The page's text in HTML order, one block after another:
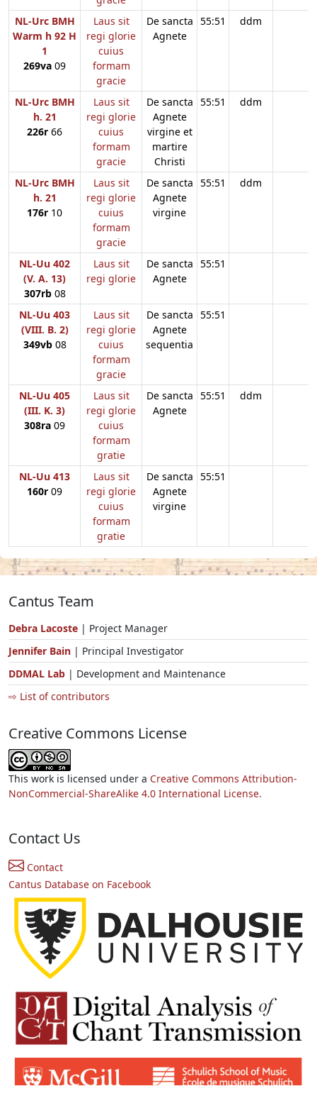
NL-Urc BMH
Warm h 92 H
1
269va 09
Laus sit
regi glorie
cuius
formam
gracie
De sancta
Agnete
55:51 ddm
NL-Urc BMH
h. 21
226r 66
Laus sit
regi glorie
cuius
formam
gracie
De sancta
Agnete
virgine et
martire
Christi
55:51 ddm
NL-Urc BMH
h. 21
176r 10
Laus sit
regi glorie
cuius
formam
gracie
De sancta
Agnete
virgine
55:51 ddm
NL-Uu 402
(V. A. 13)
307rb08
Laus sit
regi glorie
De sancta
Agnete
55:51
NL-Uu 403
(VIII. B. 2)
349vb08
Laus sit
regi glorie
cuius
formam
gracie
De sancta
Agnete
sequentia
55:51
NL-Uu 405
(III. K. 3)
308ra 09
Laus sit
regi glorie
cuius
formam
gratie
De sancta
Agnete
55:51 ddm
NL-Uu 413
160r 09
Laus sit
regi glorie
cuius
formam
gratie
De sancta
Agnete
virgine
55:51
Cantus Team
Debra Lacoste | Project Manager
Jennifer Bain | Principal Investigator
DDMAL Lab | Development and Maintenance
⇨ List of contributors
Creative Commons License
This work is licensed under a Creative Commons Attribution-
NonCommercial-ShareAlike 4.0 International License.
Contact Us
Contact
Cantus Database on Facebook